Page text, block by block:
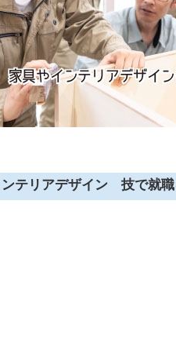
テリアデザイン 技で就職